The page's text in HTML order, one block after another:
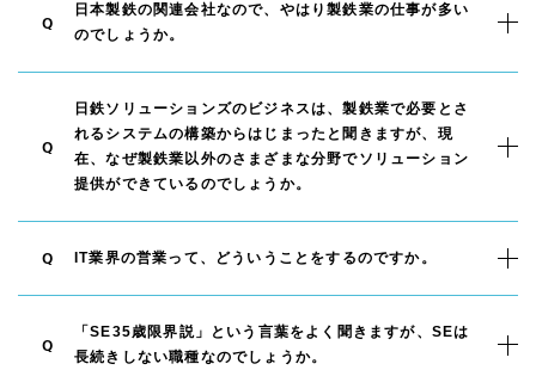
Q
日本製鉄の関連会社なので、やはり製鉄業の仕事が多い
のでしょうか。
Q
日鉄ソリューションズのビジネスは、製鉄業で必要とさ
れるシステムの構築からはじまったと聞きますが、現
在、なぜ製鉄業以外のさまざまな分野でソリューション
提供ができているのでしょうか。
Q IT業界の営業って、どういうことをするのですか。
Q
「SE35歳限界説」という言葉をよく聞きますが、SEは
長続きしない職種なのでしょうか。